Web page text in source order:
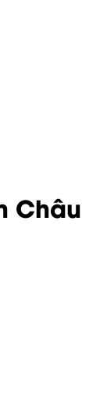
Châu